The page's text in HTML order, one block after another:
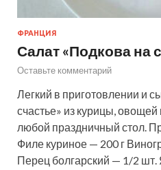
ФРАНЦИЯ
Салат «Подкова на
Оставьте комментарий
Легкий в приготовлении и
счастье» из курицы, овощей
любой праздничный стол.
Филе куриное — 200 г
Перец болгарский — 1/2